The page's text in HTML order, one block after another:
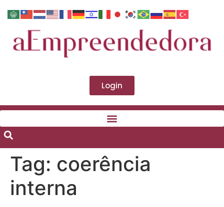
Login
Tag: coerência
interna